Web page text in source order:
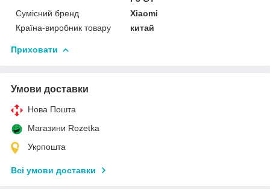
Сумісний бренд
Xiaomi
Країна-виробник товару
китай
Приховати
Умови доставки
Нова Пошта
Магазини Rozetka
Укрпошта
Всі умови доставки